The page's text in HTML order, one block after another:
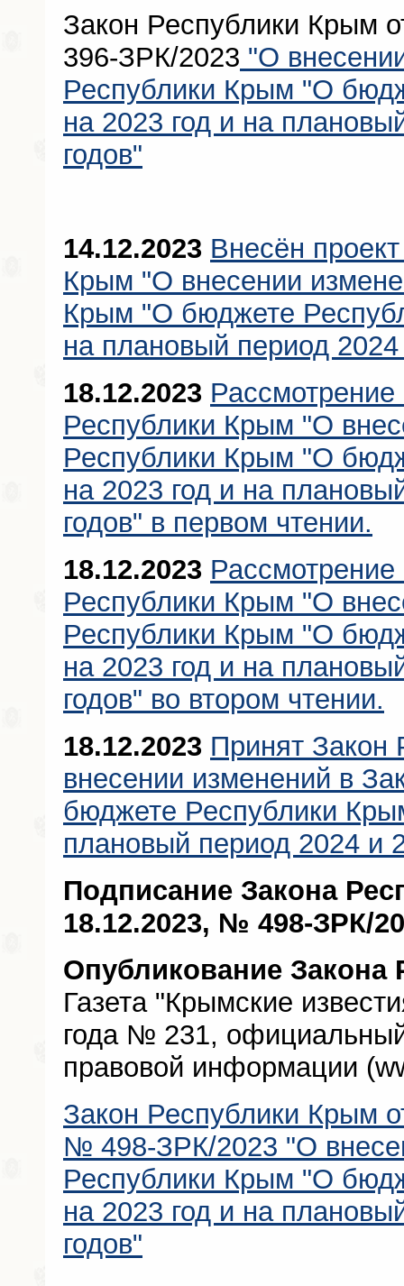
Закон Республики Крым
396-ЗРК/2023 "О
Республики Крым "О
на 2023 год и на
годов"
14.12.2023 Внесён
Крым "О внесении
Крым "О бюджете
на плановый период 2024
18.12.2023 Рассмотрение
Республики Крым "О
Республики Крым "О
на 2023 год и на
годов" в первом чтении.
18.12.2023 Рассмотрение
Республики Крым "О
Республики Крым "О
на 2023 год и на
годов" во втором чтении.
18.12.2023 Принят
внесении изменений в
бюджете Республики
плановый период 2024 и
Подписание Закона
18.12.2023, № 498-ЗРК/
Опубликование
Газета "Крымские
года № 231,
правовой информации
Закон Республики Крым
№ 498-ЗРК/2023 "О
Республики Крым "О
на 2023 год и на
годов"